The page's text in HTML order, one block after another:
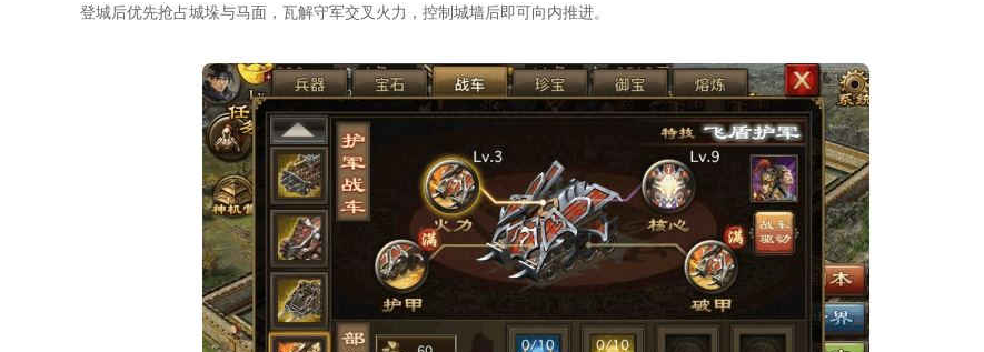
登城后优先抢占城垛与马面，瓦解守军交叉火力，控制城墙后即可向内推进。